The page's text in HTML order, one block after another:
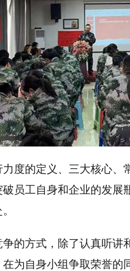
度的定义、三大核心
员工自身和企业的发
的方式，除了认真听
为自身小组争取荣誉的